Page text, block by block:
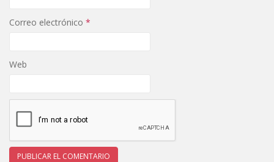
Correo electrónico *
Web